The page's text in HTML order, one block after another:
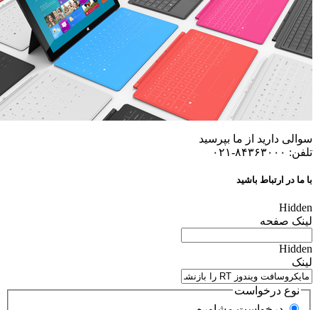
سوالی دارید از ما بپرسید
تلفن: ۸۴۳۶۳۰۰۰-۰۲۱
با ما در ارتباط باشید
Hidden
لینک صفحه
Hidden
لینک
نوع درخواست